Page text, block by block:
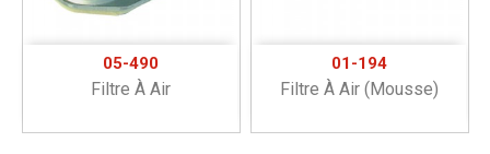
05-490
Filtre À Air
01-194
Filtre À Air (mousse)